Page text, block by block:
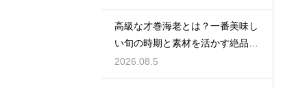
高級な才巻海老とは？一番美味し
い旬の時期と素材を活かす絶品レ
シピ
2026.08.5